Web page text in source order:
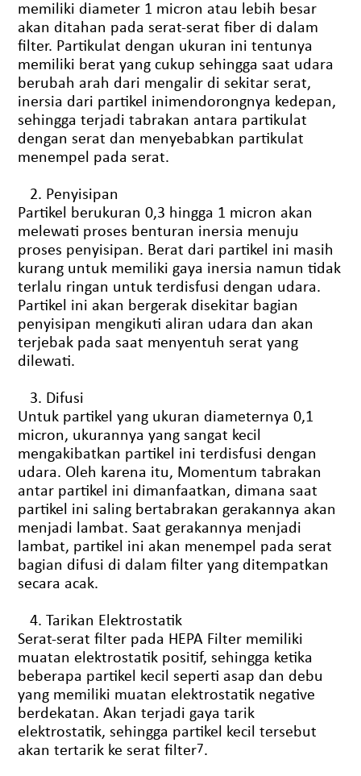
memiliki diameter 1 micron atau lebih besar
akan ditahan pada serat-serat fiber di dalam
filter. Partikulat dengan ukuran ini tentunya
memiliki berat yang cukup sehingga saat udara
berubah arah dari mengalir di sekitar serat,
inersia dari partikel inimendorongnya kedepan,
sehingga terjadi tabrakan antara partikulat
dengan serat dan menyebabkan partikulat
menempel pada serat.
Penyisipan
Partikel berukuran 0,3 hingga 1 micron akan
melewati proses benturan inersia menuju
proses penyisipan. Berat dari partikel ini masih
kurang untuk memiliki gaya inersia namun tidak
terlalu ringan untuk terdisfusi dengan udara.
Partikel ini akan bergerak disekitar bagian
penyisipan mengikuti aliran udara dan akan
terjebak pada saat menyentuh serat yang
dilewati.
Difusi
Untuk partikel yang ukuran diameternya 0,1
micron, ukurannya yang sangat kecil
mengakibatkan partikel ini terdisfusi dengan
udara. Oleh karena itu, Momentum tabrakan
antar partikel ini dimanfaatkan, dimana saat
partikel ini saling bertabrakan gerakannya akan
menjadi lambat. Saat gerakannya menjadi
lambat, partikel ini akan menempel pada serat
bagian difusi di dalam filter yang ditempatkan
secara acak.
Tarikan Elektrostatik
Serat-serat filter pada HEPA Filter memiliki
muatan elektrostatik positif, sehingga ketika
beberapa partikel kecil seperti asap dan debu
yang memiliki muatan elektrostatik negative
berdekatan. Akan terjadi gaya tarik
elektrostatik, sehingga partikel kecil tersebut
akan tertarik ke serat filter7.